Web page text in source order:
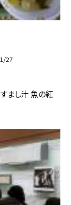
27
まし汁 魚の紅